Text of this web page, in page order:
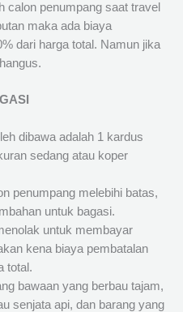
calon penumpang saat travel
maka ada biaya
dari harga total. Namun jika
dibawa adalah 1 kardus
sedang atau koper
penumpang melebihi batas,
untuk bagasi.
untuk membayar
kena biaya pembatalan
total.
bawaan yang berbau tajam,
senjata api, dan barang yang